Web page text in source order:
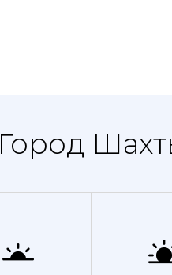
Город